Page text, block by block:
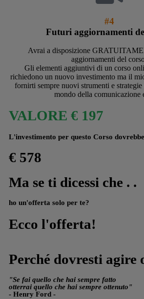
#4
Futuri aggiornamenti
Avrai a disposizione
aggiornamenti del
Gli elementi aggiuntivi di un corso
richiedono un nuovo investimento ma il
fornirti sempre nuovi strumenti e
mondo della comunicazione
VALORE € 197
L'investimento per questo Corso dovrebbe
€ 578
Ma se ti dicessi che . .
ho un'offerta solo per te?
Ecco l'offerta!
Perché dovresti agire
"Se fai quello che hai sempre fatto
otterrai quello che hai sempre ottenuto"
- Henry Ford -